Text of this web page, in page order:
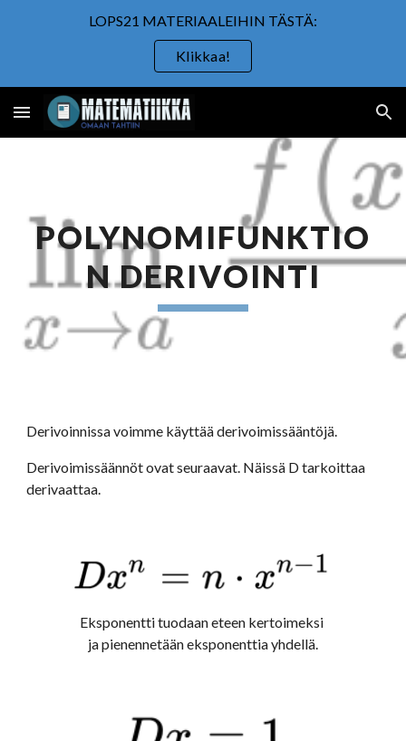
LOPS21 MATERIAALEIHIN TÄSTÄ:
Klikkaa!
POLYNOMIFUNKTIO
N DERIVOINTI
Derivoinnissa voimme käyttää derivoimissääntöjä.
Derivoimissäännöt ovat seuraavat. Näissä D tarkoittaa
derivaattaa.
Eksponentti tuodaan eteen kertoimeksi
ja pienennetään eksponenttia yhdellä.